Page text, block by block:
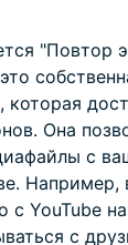
"Повтор
которая
Она
с
с YouTube
с